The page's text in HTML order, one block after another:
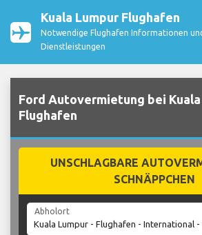
Kuala Lumpur Flughafen
Notwendige Flughafen Informationen
Dienstleistungen
Ford Autovermietung bei
Flughafen
UNSCHLAGBARE
SCHNÄPPCHEN
Abholort